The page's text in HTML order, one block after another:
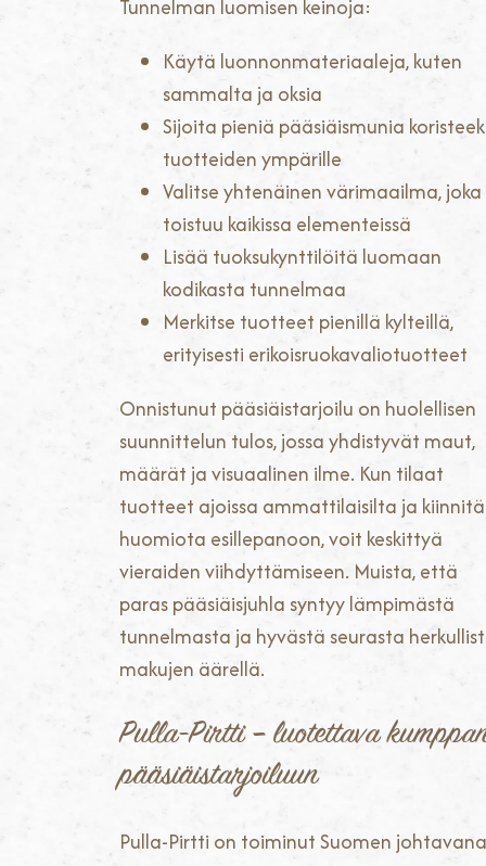
Tunnelman luomisen keinoja:
Käytä luonnonmateriaaleja, kuten
sammalta ja oksia
Sijoita pieniä pääsiäismunia
tuotteiden ympärille
Valitse yhtenäinen värimaailma, joka
toistuu kaikissa elementeissä
Lisää tuoksukynttilöitä luomaan
kodikasta tunnelmaa
Merkitse tuotteet pienillä kylteillä,
erityisesti erikoisruokavaliotuotteet
Onnistunut pääsiäistarjoilu on huolellisen
suunnittelun tulos, jossa yhdistyvät maut,
määrät ja visuaalinen ilme. Kun tilaat
tuotteet ajoissa ammattilaisilta ja
huomiota esillepanoon, voit keskittyä
vieraiden viihdyttämiseen. Muista, että
paras pääsiäisjuhla syntyy lämpimästä
tunnelmasta ja hyvästä seurasta
makujen äärellä.
Pulla-Pirtti – luotettava
pääsiäistarjoiluun
Pulla-Pirtti on toiminut Suomen johtavana